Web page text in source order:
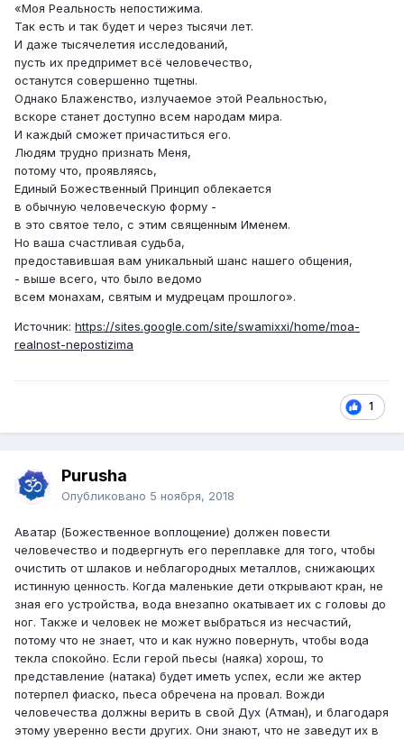
«Моя Реальность непостижима.
Так есть и так будет и через тысячи лет.
И даже тысячелетия исследований,
пусть их предпримет всё человечество,
останутся совершенно тщетны.
Однако Блаженство, излучаемое этой Реальностью,
вскоре станет доступно всем народам мира.
И каждый сможет причаститься его.
Людям трудно признать Меня,
потому что, проявляясь,
Единый Божественный Принцип облекается
в обычную человеческую форму -
в это святое тело, с этим священным Именем.
Но ваша счастливая судьба,
предоставившая вам уникальный шанс нашего общения,
- выше всего, что было ведомо
всем монахам, святым и мудрецам прошлого».
Источник: https://sites.google.com/site/swamixxi/home/moa-
realnost-nepostizima
1
Purusha
Опубликовано 5 ноября, 2018
Аватар (Божественное воплощение) должен повести
человечество и подвергнуть его переплавке для того, чтобы
очистить от шлаков и неблагородных металлов, снижающих
истинную ценность. Когда маленькие дети открывают кран, не
зная его устройства, вода внезапно окатывает их с головы до
ног. Также и человек не может выбраться из несчастий,
потому что не знает, что и как нужно повернуть, чтобы вода
текла спокойно. Если герой пьесы (наяка) хорош, то
представление (натака) будет иметь успех, если же актер
потерпел фиаско, пьеса обречена на провал. Вожди
человечества должны верить в свой Дух (Атман), и благодаря
этому уверенно вести других. Они знают, что не заведут их в